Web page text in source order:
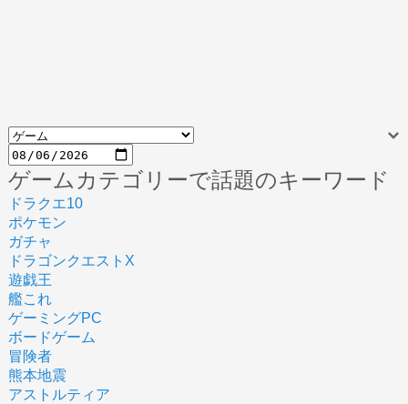
ゲームカテゴリーで話題のキーワード
ドラクエ10
ポケモン
ガチャ
ドラゴンクエストX
遊戯王
艦これ
ゲーミングPC
ボードゲーム
冒険者
熊本地震
アストルティア